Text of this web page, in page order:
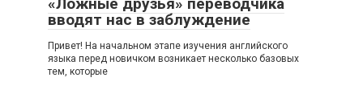
«Ложные друзья» переводчика
вводят нас в заблуждение
Привет! На начальном этапе изучения английского
языка перед новичком возникает несколько базовых
тем, которые